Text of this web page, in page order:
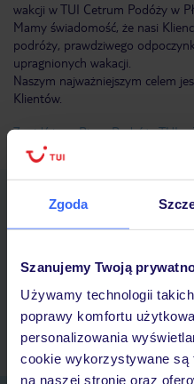
Zgoda
Szanujemy Twoją
Używamy technologii
poprawy komfortu
personalizowania
cookie wykorzystywane są
na naszej stronie oraz
wakcji w TUI Cetrum Podóży w
Mamy świadomość, że nasi
podróży, prawdziwego
upragnionych wakacji.
Naszym najważniejszym celem
Klientów.
Znajdź inne Biuro Podróży TUI w
Pobierz bezpłatną
Historia wyszukiwań i
Kontakt z TUI i wszystkie
myTUI